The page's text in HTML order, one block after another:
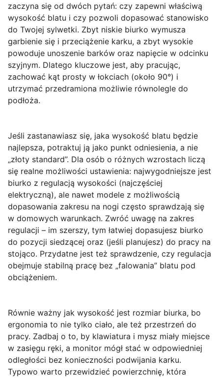
zaczyna się od dwóch pytań: czy zapewni właściwą
wysokość blatu i czy pozwoli dopasować stanowisko
do Twojej sylwetki. Zbyt niskie biurko wymusza
garbienie się i przeciążenie karku, a zbyt wysokie
powoduje unoszenie barków oraz napięcie w odcinku
szyjnym. Dlatego kluczowe jest, aby pracując,
zachować kąt prosty w łokciach (około 90°) i
utrzymać przedramiona możliwie równolegle do
podłoża.
Jeśli zastanawiasz się, jaka wysokość blatu będzie
najlepsza, potraktuj ją jako punkt odniesienia, a nie
„złoty standard”. Dla osób o różnych wzrostach liczą
się realne możliwości ustawienia: najwygodniejsze jest
biurko z regulacją wysokości (najczęściej
elektryczną), ale nawet modele z możliwością
dopasowania zakresu na nogi często sprawdzają się
w domowych warunkach. Zwróć uwagę na zakres
regulacji – im szerszy, tym łatwiej dopasujesz biurko
do pozycji siedzącej oraz (jeśli planujesz) do pracy na
stojąco. Przydatne jest też sprawdzenie, czy regulacja
obejmuje stabilną pracę bez „falowania” blatu pod
obciążeniem.
Równie ważny jak wysokość jest rozmiar biurka, bo
ergonomia to nie tylko ciało, ale też przestrzeń do
pracy. Zadbaj o to, by klawiatura i mysz miały miejsce
w zasięgu ręki, a monitor mógł stać w odpowiedniej
odległości bez konieczności podwijania karku.
Typowo warto przewidzieć powierzchnię, która